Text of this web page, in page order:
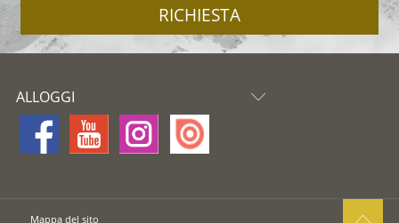
RICHIESTA
ALLOGGI
Mappa del sito